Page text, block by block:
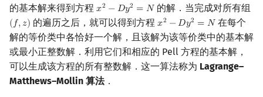
的基本解来得到方程 𝑥2 −𝐷𝑦2 = 𝑁
x2 −D y2=N 的解．当完成对所有组
(𝑓,𝑧)
(f,z) 的遍历之后，就可以得到方程 𝑥2 −𝐷𝑦2 = 𝑁
x2 −Dy2=N
在每个
解的等价类中各恰好一个解，且该解为该等价类中的基本解
或最小正整数解．利用它们和相应的 Pell 方程的基本解，
可以生成该方程的所有整数解．这一算法称为 Lagrange–
Matthews–Mollin 算法．